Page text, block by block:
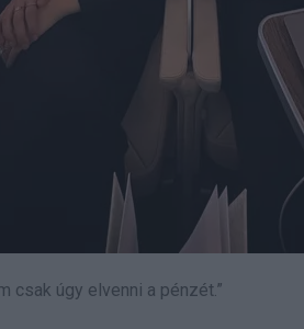
csak úgy elvenni a pénzét.”